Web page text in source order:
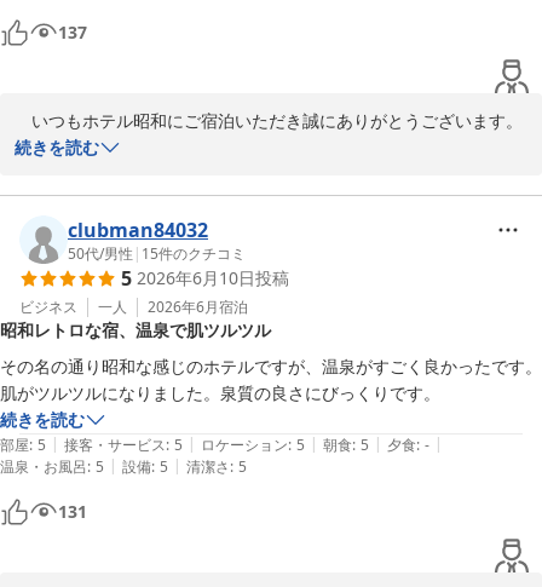
137
いつもホテル昭和にご宿泊いただき誠にありがとうございます。
た事を嬉しく思います。
また、ぜひ美味しいお味噌汁を飲みにいらしてくださいね！
次回も「最高」とおっしゃっていただけますよう
サービスの向上に努めて参ります。
またのお越しを心よりお待ちしております。
ホテル 昭和＜山梨県＞
2026-06-16
続きを読む
clubman84032
50代/男性 | 15件のクチコミ
5 2026年6月10日投稿
ビジネス 一人 2026年6月宿泊
昭和レトロな宿、温泉で肌ツルツル
その名の通り昭和な感じのホテルですが、温泉がすごく良かったです。
肌がツルツルになりました。泉質の良さにびっくりです。
続きを読む
部屋: 5 | 接客・サービス: 5 | ロケーション: 5 | 朝食: 5 | 夕食: - |
温泉・お風呂: 5 | 設備: 5 | 清潔さ: 5
131